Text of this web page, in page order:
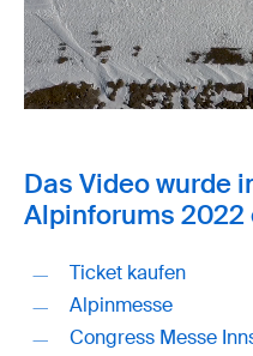
Das Video wurde
Alpinforums 2022
Ticket kaufen
Alpinmesse
Congress Messe